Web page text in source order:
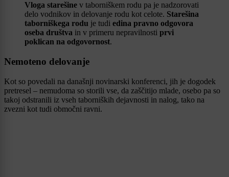
Vloga starešine v taborniškem rodu pa je nadzorovati
delo vodnikov in delovanje rodu kot celote. Starešina
taborniškega rodu je tudi edina pravno odgovora
oseba društva in v primeru nepravilnosti prvi
poklican na odgovornost.
Nemoteno delovanje
Kot so povedali na današnji novinarski konferenci, jih je dogodek
pretresel – nemudoma so storili vse, da zaščitijo mlade, osebo pa so
takoj odstranili iz vseh taborniških dejavnosti in nalog, tako na
zvezni kot tudi območni ravni.